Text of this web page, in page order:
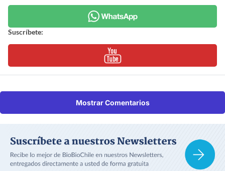
Suscríbete:
Mostrar Comentarios